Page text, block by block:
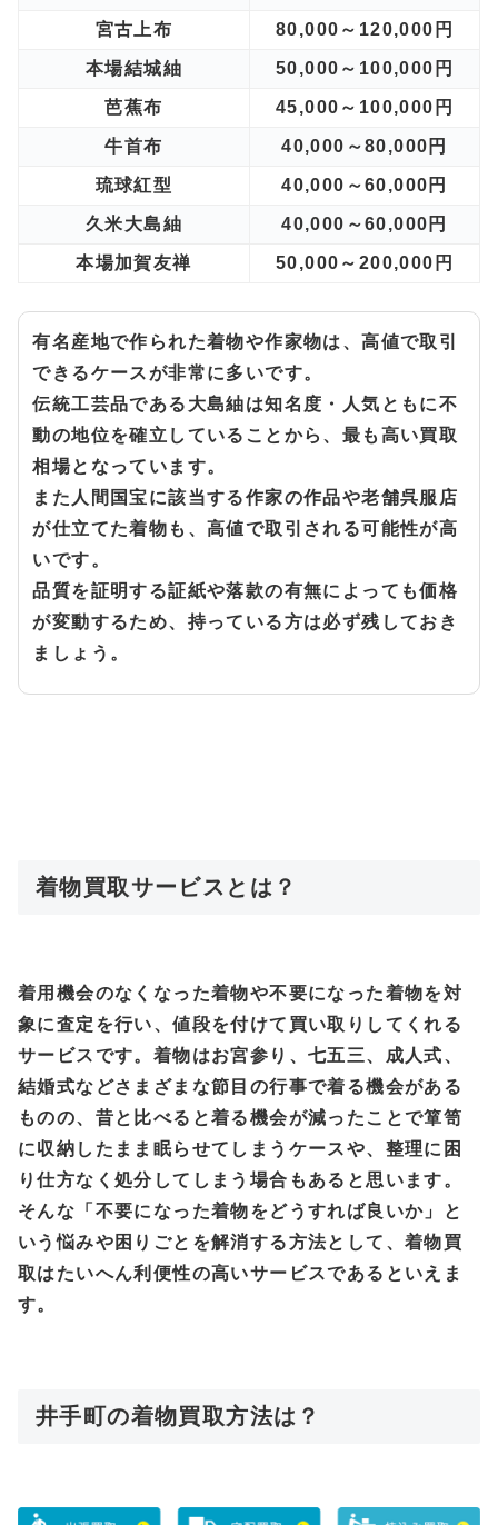
宮古上布 80,000～120,000円
本場結城紬 50,000～100,000円
芭蕉布 45,000～100,000円
牛首布 40,000～80,000円
琉球紅型 40,000～60,000円
久米大島紬 40,000～60,000円
本場加賀友禅 50,000～200,000円
有名産地で作られた着物や作家物は、高値で取引
できるケースが非常に多いです。
伝統工芸品である大島紬は知名度・人気ともに不
動の地位を確立していることから、最も高い買取
相場となっています。
また人間国宝に該当する作家の作品や老舗呉服店
が仕立てた着物も、高値で取引される可能性が高
いです。
品質を証明する証紙や落款の有無によっても価格
が変動するため、持っている方は必ず残しておき
ましょう。
着物買取サービスとは？
着用機会のなくなった着物や不要になった着物を対
象に査定を行い、値段を付けて買い取りしてくれる
サービスです。着物はお宮参り、七五三、成人式、
結婚式などさまざまな節目の行事で着る機会がある
ものの、昔と比べると着る機会が減ったことで箪笥
に収納したまま眠らせてしまうケースや、整理に困
り仕方なく処分してしまう場合もあると思います。
そんな「不要になった着物をどうすれば良いか」と
いう悩みや困りごとを解消する方法として、着物買
取はたいへん利便性の高いサービスであるといえま
す。
井手町の着物買取方法は？